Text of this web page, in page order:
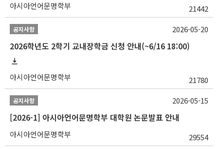
아시아언어문명학부 21442
공지사항
2026학년도 2학기 교내장학금 신청 안내(~6/16 18:00)
아시아언어문명학부 21780
2026-05-20
공지사항
[2026-1] 아시아언어문명학부 대학원 논문발표 안내
아시아언어문명학부 29554
2026-05-15